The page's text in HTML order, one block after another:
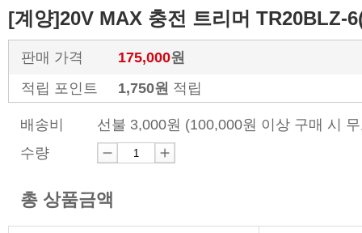
[계양]20V MAX 충전 트리머 TR20BLZ-
판매 가격 175,000원
적립 포인트
1,750원 적립
배송비
선불 3,000원 (100,000원 이상 구매 시
수량
총 상품금액